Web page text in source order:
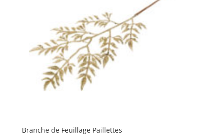
Branche de Feuillage Paillettes